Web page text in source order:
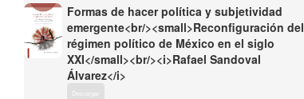
Formas de hacer política y subjetividad
emergente<br/><small>Reconfiguración del
régimen político de México en el siglo
XXI</small><br/><i>Rafael Sandoval
Álvarez</i>
Descargar